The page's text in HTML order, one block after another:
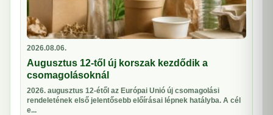
2026.08.06.
Augusztus 12-től új korszak kezdődik a
csomagolásoknál
2026. augusztus 12-étől az Európai Unió új csomagolási
rendeletének első jelentősebb előírásai lépnek hatályba. A cél
e...